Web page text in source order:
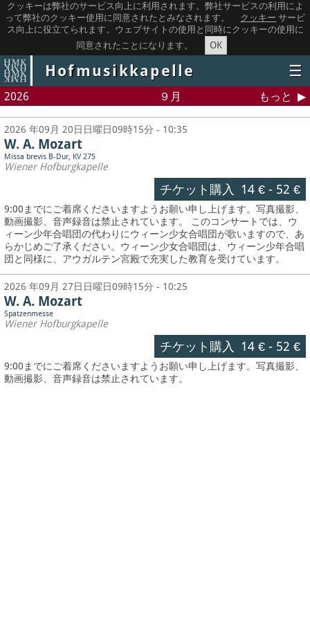
クッキーは弊社のサービス向上に利用されます。弊社サービスの利用によ
って弊社のクッキー使用に同意されたとみなされます。
クッキー サービ
ス向上に役立てられます。ウェブサイトの使用と同時にクッキーの使用に
同意されたことになります。
OK
Hofmusikkapelle ☰
2026 ９月 もっと
2026 年09月 20日日曜日09時15分 - 10:35
W. A. Mozart
Missa brevis B-Dur, KV 275
Wiener Hofburgkapelle
チケット購入 14 €- 52 €
9:00までにご着席くださいますようお願い申し上げます。写真撮影、
動画撮影、音声録音は禁止されています。 このコンサートでは、ウ
ィーン少年合唱団の代わりにウィーン少女合唱団が歌いますので、あ
らかじめご了承ください。ウィーン少女合唱団は、ウィーン少年合唱
団と同様に、アウガルテン宮殿で充実した教育を受けています。
2026 年09月 27日日曜日09時15分 - 10:25
W. A. Mozart
Spatzenmesse
Wiener Hofburgkapelle
チケット購入 14 €- 52 €
9:00までにご着席くださいますようお願い申し上げます。写真撮影、
動画撮影、音声録音は禁止されています。